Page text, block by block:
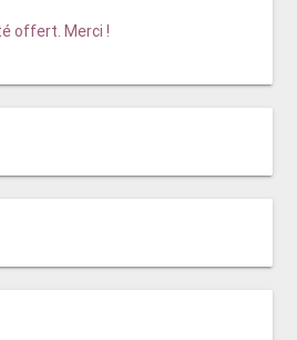
offert. Merci !